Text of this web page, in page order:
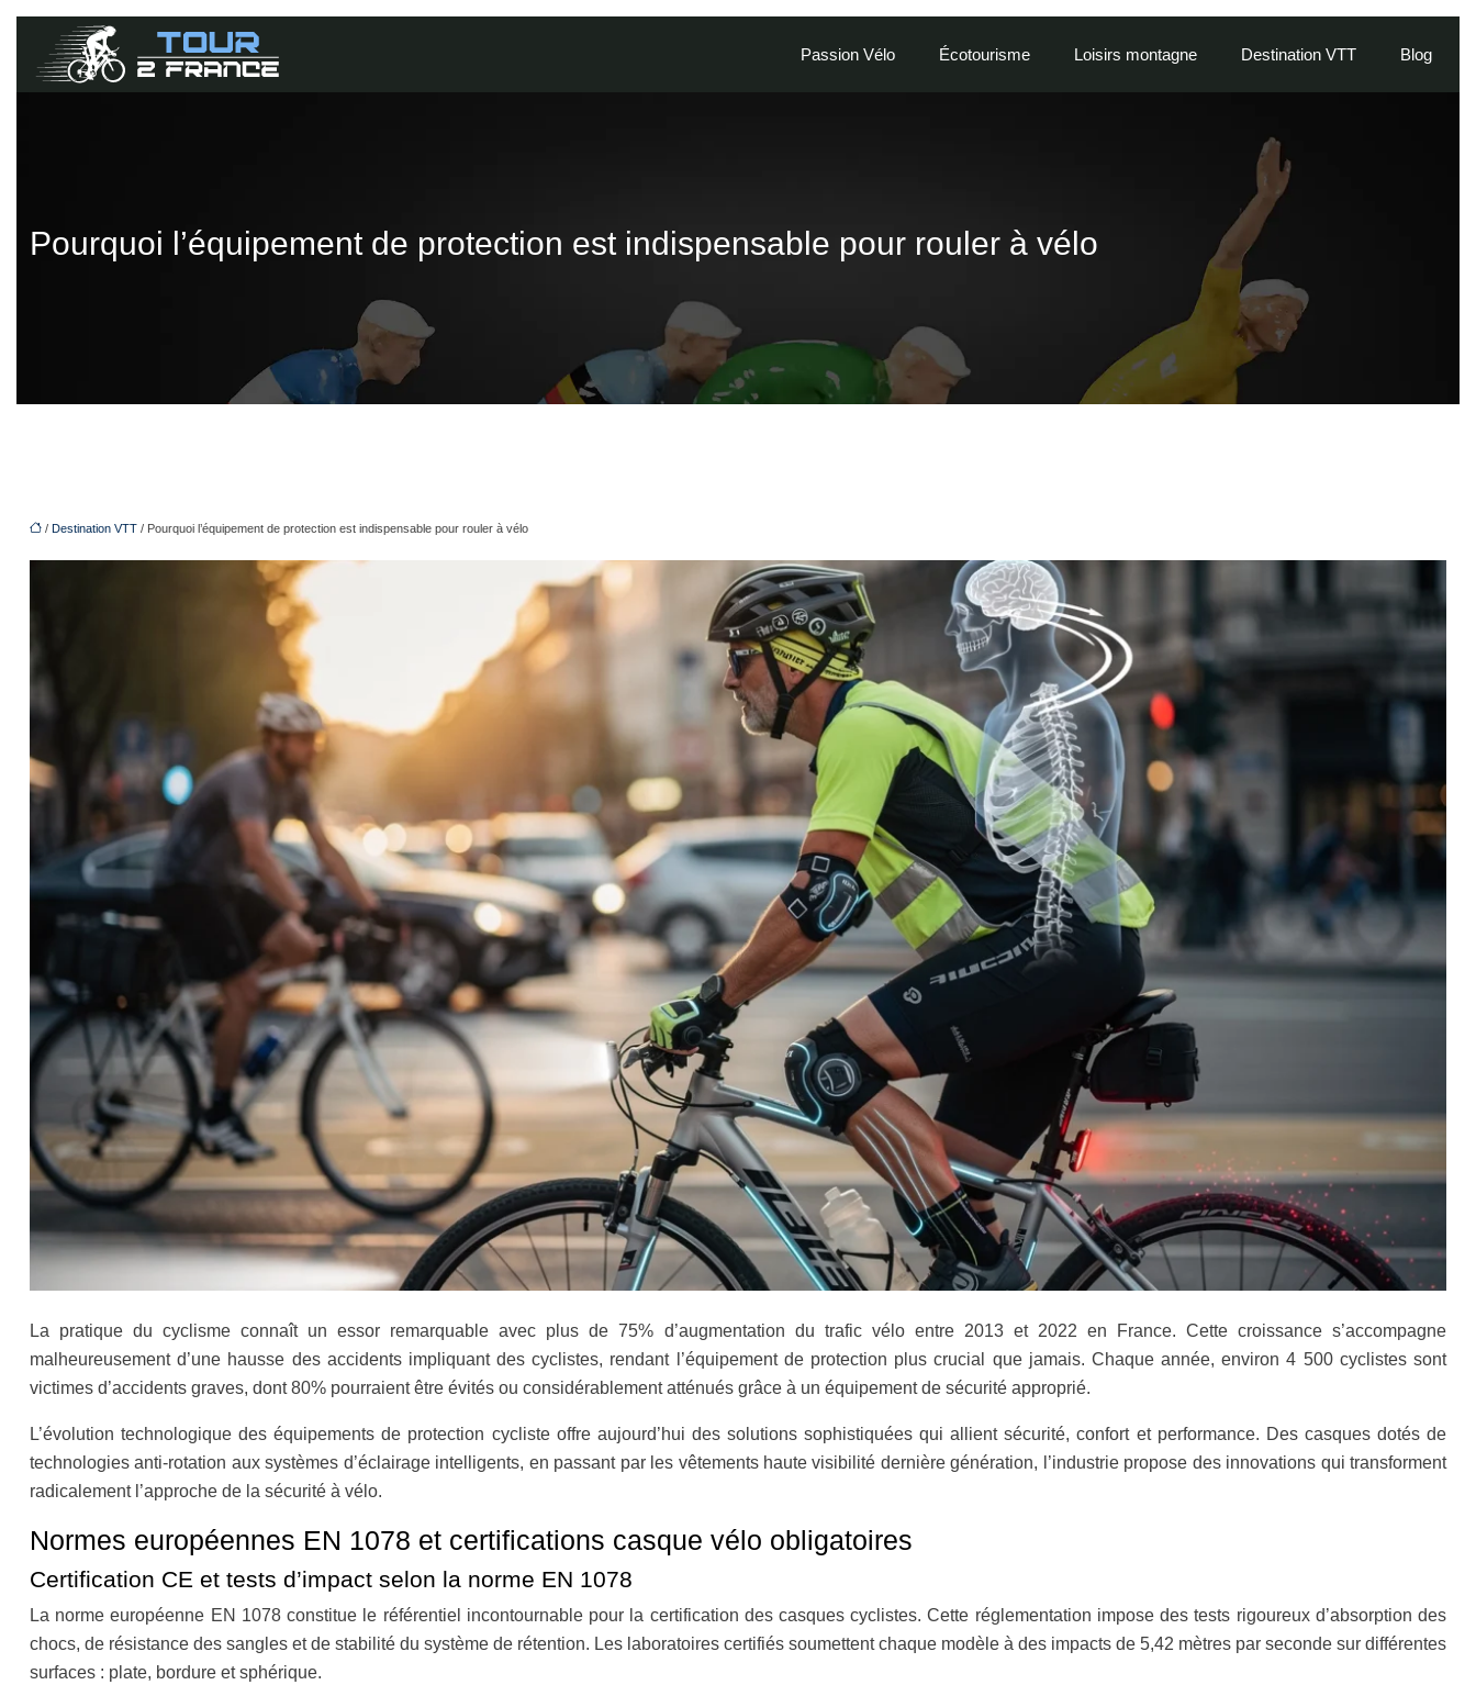
Passion Vélo Écotourisme Loisirs montagne Destination VTT Blog
Pourquoi l’équipement de protection est indispensable pour rouler à vélo
/ Destination VTT / Pourquoi l’équipement de protection est indispensable pour rouler à vélo
La pratique du cyclisme connaît un essor remarquable avec plus de 75% d’augmentation du trafic vélo entre 2013 et 2022 en France. Cette croissance s’accompagne
malheureusement d’une hausse des accidents impliquant des cyclistes, rendant l’équipement de protection plus crucial que jamais. Chaque année, environ 4 500 cyclistes sont
victimes d’accidents graves, dont 80% pourraient être évités ou considérablement atténués grâce à un équipement de sécurité approprié.
L’évolution technologique des équipements de protection cycliste offre aujourd’hui des solutions sophistiquées qui allient sécurité, confort et performance. Des casques dotés de
technologies anti-rotation aux systèmes d’éclairage intelligents, en passant par les vêtements haute visibilité dernière génération, l’industrie propose des innovations qui transforment
radicalement l’approche de la sécurité à vélo.
Normes européennes EN 1078 et certifications casque vélo obligatoires
Certification CE et tests d’impact selon la norme EN 1078
La norme européenne EN 1078 constitue le référentiel incontournable pour la certification des casques cyclistes. Cette réglementation impose des tests rigoureux d’absorption des
chocs, de résistance des sangles et de stabilité du système de rétention. Les laboratoires certifiés soumettent chaque modèle à des impacts de 5,42 mètres par seconde sur différentes
surfaces : plate, bordure et sphérique.